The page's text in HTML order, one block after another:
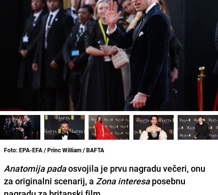
Foto: EPA-EFA / Princ William / BAFTA
Anatomija padaosvojila je prvu nagradu večeri, onu
za originalni scenarij, a Zona interesaposebnu